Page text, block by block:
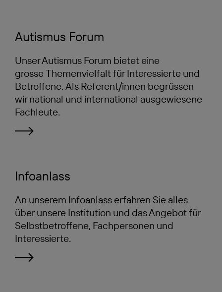
Autismus Forum
Unser Autismus Forum bietet eine
grosse Themenvielfalt für Interessierte und
Betroffene. Als Referent/innen begrüssen
wir national und international ausgewiesene
Fachleute.
Infoanlass
An unserem Infoanlass erfahren Sie alles
über unsere Institution und das Angebot für
Selbstbetroffene, Fachpersonen und
Interessierte.